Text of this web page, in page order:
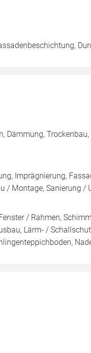
Dämmung,
Imprägnierung,
/ Montage, Sanierung /
/ Rahmen,
Lärm- /